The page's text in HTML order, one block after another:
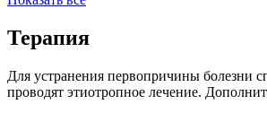
Терапия
Для устранения первопричины болезни
проводят этиотропное лечение.